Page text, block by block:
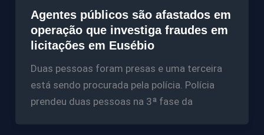
Agentes públicos são afastados em
operação que investiga fraudes em
licitações em Eusébio
Duas pessoas foram presas e uma terceira
está sendo procurada pela polícia. Polícia
prendeu duas pessoas na 3ª fase da